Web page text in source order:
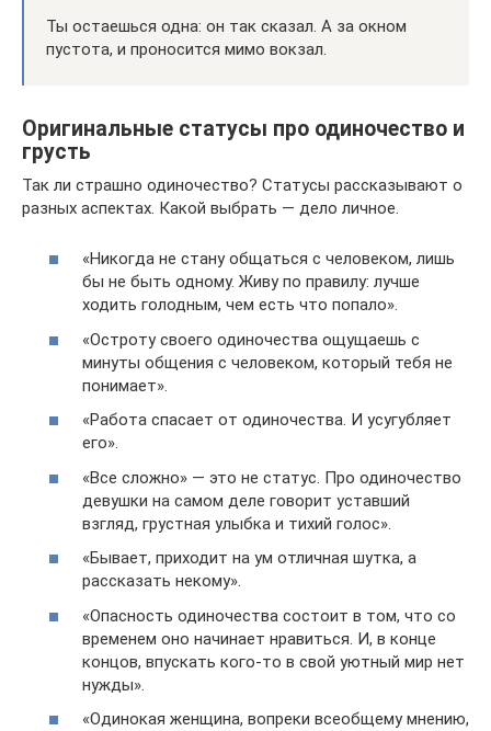
Ты остаешься одна: он так сказал. А за окном
пустота, и проносится мимо вокзал.
Оригинальные статусы про одиночество и
грусть
Так ли страшно одиночество? Статусы рассказывают о
разных аспектах. Какой выбрать — дело личное.
«Никогда не стану общаться с человеком, лишь
бы не быть одному. Живу по правилу: лучше
ходить голодным, чем есть что попало».
«Остроту своего одиночества ощущаешь с
минуты общения с человеком, который тебя не
понимает».
«Работа спасает от одиночества. И усугубляет
его».
«Все сложно» — это не статус. Про одиночество
девушки на самом деле говорит уставший
взгляд, грустная улыбка и тихий голос».
«Бывает, приходит на ум отличная шутка, а
рассказать некому».
«Опасность одиночества состоит в том, что со
временем оно начинает нравиться. И, в конце
концов, впускать кого-то в свой уютный мир нет
нужды».
«Одинокая женщина, вопреки всеобщему мнению,